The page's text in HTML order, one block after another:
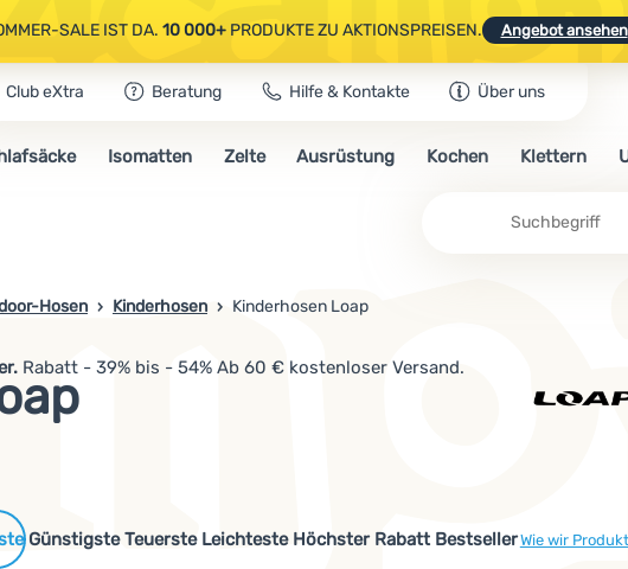
SALE IST DA. 10 000+PRODUKTE ZU AKTIONSPREISEN. Angebot ansehen
CAMPING- & WANDERAUSRÜSTUNG.CODE OUT10 NUTZEN.
SALE IST DA.10 000+PRODUKTE ZU AKTIONSPREISEN. Angebot ansehen
Club eXtra Beratung Hilfe & Kontakte Über uns
Isomatten Zelte Ausrüstung Kochen Klettern
Hosen Kinderhosen Kinderhosen Loap
Rabatt - 39% bis - 54% Ab 60 € kostenloser Versand.
Günstigste Teuerste Leichteste Höchster Rabatt BestsellerWie wir
Produkte